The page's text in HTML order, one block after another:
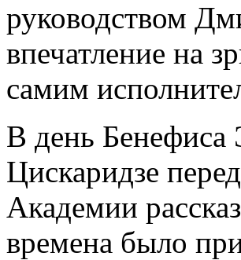
руководством
впечатление на
самим
В день Бенефиса
Цискаридзе
Академии
времена было